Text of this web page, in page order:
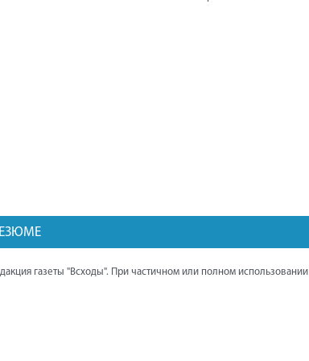
"День поля" прошёл в Нагайбакском
начале XX вв."
газеты "Всходы". При частичном или полном использовании